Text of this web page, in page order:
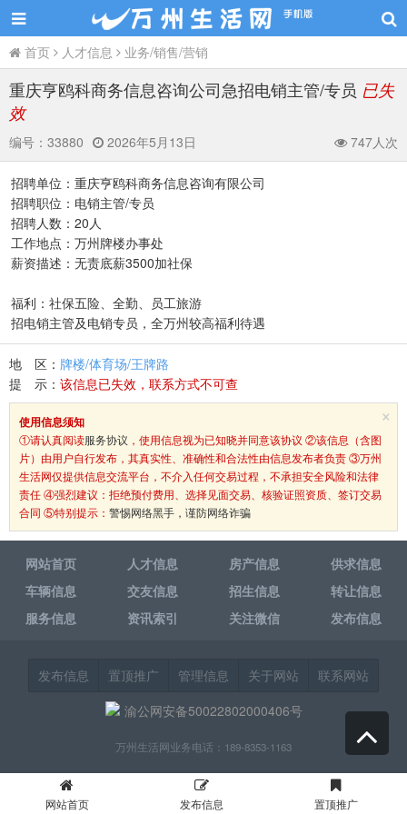
首页 人才信息 业务/销售/营销
重庆亨鸥科商务信息咨询公司急招电销主管/专员 已失
效
编号： 33880 2026年5月13日 747人次
招聘单位：重庆亨鸥科商务信息咨询有限公司
招聘职位：电销主管/专员
招聘人数：20人
工作地点：万州牌楼办事处
薪资描述：无责底薪3500加社保
福利：社保五险、全勤、员工旅游
招电销主管及电销专员，全万州较高福利待遇
地 区： 牌楼/体育场/王牌路
提 示： 该信息已失效，联系方式不可查
×
使用信息须知
①请认真阅读服务协议 ，使用信息视为已知晓并同意该协议 ②该信息（含图
片）由用户自行发布，其真实性、准确性和合法性由信息发布者负责 ③万州
生活网仅提供信息交流平台，不介入任何交易过程，不承担安全风险和法律
责任 ④强烈建议：拒绝预付费用、选择见面交易、核验证照资质、签订交易
合同 ⑤特别提示： 警惕网络黑手，谨防网络诈骗
网站首页 人才信息 房产信息
供求信息
车辆信息
交友信息 招生信息
转让信息
服务信息
资讯索引 关注微信 发布信息
发布信息 置顶推广 管理信息 关于网站
联系网站
渝公网安备50022802000406号
万州生活网业务电话：189-8353-1163
网站首页 发布信息 置顶推广